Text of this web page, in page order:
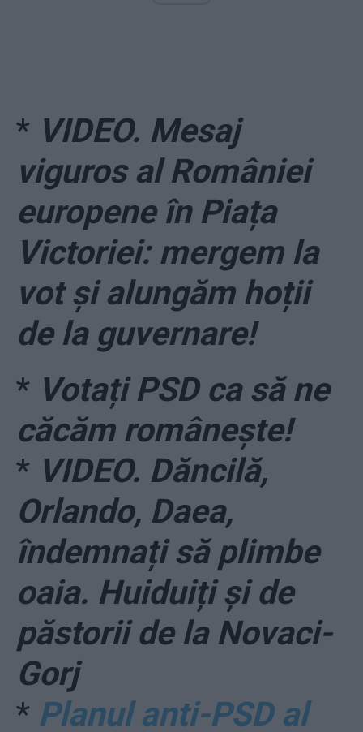
* VIDEO. Mesaj
viguros al României
europene în Piața
Victoriei: mergem la
vot și alungăm hoții
de la guvernare!
* Votați PSD ca să ne
căcăm românește!
* VIDEO. Dăncilă,
Orlando, Daea,
îndemnați să plimbe
oaia. Huiduiți și de
păstorii de la Novaci-
Gorj
* Planul anti-PSD al